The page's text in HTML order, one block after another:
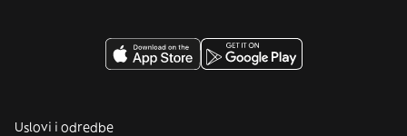
Uslovi i odredbe